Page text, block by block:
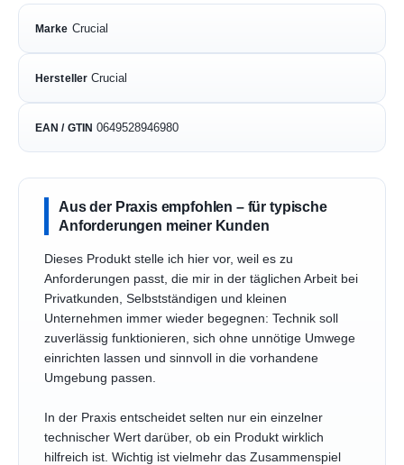
Marke Crucial
Hersteller Crucial
EAN / GTIN 0649528946980
Aus der Praxis empfohlen – für typische
Anforderungen meiner Kunden
Dieses Produkt stelle ich hier vor, weil es zu
Anforderungen passt, die mir in der täglichen Arbeit bei
Privatkunden, Selbstständigen und kleinen
Unternehmen immer wieder begegnen: Technik soll
zuverlässig funktionieren, sich ohne unnötige Umwege
einrichten lassen und sinnvoll in die vorhandene
Umgebung passen.
In der Praxis entscheidet selten nur ein einzelner
technischer Wert darüber, ob ein Produkt wirklich
hilfreich ist. Wichtig ist vielmehr das Zusammenspiel